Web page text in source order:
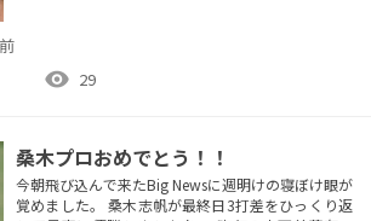
パーパット3回にバーディパット1回と言う素晴らし
いプレーでした👍 私も負けじとラス前の17Hで同ス
visibility 29
桑木プロおめでとう！！
今朝飛び込んで来たBig Newsに週明けの寝ぼけ眼が
覚めました。 桑木志帆が最終日3打差をひっくり返